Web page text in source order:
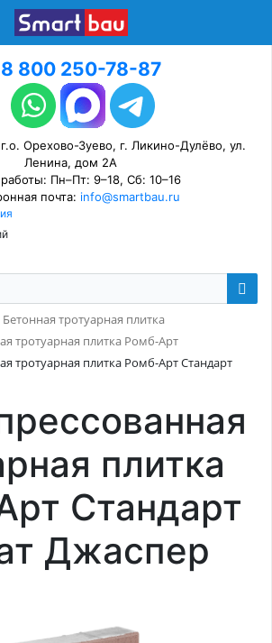
8 800 250-78-87
Орехово-Зуево, г. Ликино-Дулёво, ул.
Ленина, дом 2А
Пн–Пт: 9–18, Сб: 10–16
почта: info@smartbau.ru
Бетонная тротуарная плитка
тротуарная плитка Ромб-Арт
тротуарная плитка Ромб-Арт Стандарт
плитка
Стандарт
Джаспер